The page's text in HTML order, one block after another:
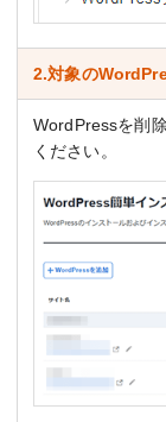
2.対象の
WordPressを削
ください。